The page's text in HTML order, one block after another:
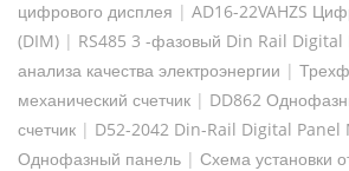
цифрового дисплея | AD16-22VAHZS
(DIM) | RS485 3 -фазовый Din Rail
анализа качества электроэнергии |
механический счетчик | DD862
счетчик | D52-2042 Din-Rail Digital Panel
Однофазный панель | Схема установки